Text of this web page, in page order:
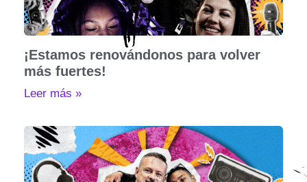
¡Estamos renovándonos para volver
más fuertes!
Leer más »